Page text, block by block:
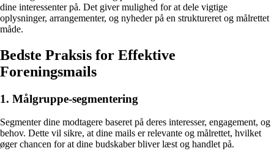
dine interessenter på. Det giver mulighed for at dele vigtige
oplysninger, arrangementer, og nyheder på en struktureret og målrettet
måde.
Bedste Praksis for Effektive
Foreningsmails
1. Målgruppe-segmentering
Segmenter dine modtagere baseret på deres interesser, engagement, og
behov. Dette vil sikre, at dine mails er relevante og målrettet, hvilket
øger chancen for at dine budskaber bliver læst og handlet på.